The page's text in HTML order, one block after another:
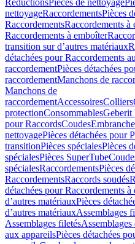
RéductionsPièces de nettoyage
nettoyageRaccordementsPièces
RaccordementsRaccordements à
Raccordements à emboîter
transition sur d’autres matériaux
détachées pour Raccordements
raccordementPièces détachées
raccordementManchons de
Manchons de
raccordementAccessoiresColliers
protectionConsommablesGeberit
pour RaccordsCoudes
nettoyagePièces détachées pour
transitionPièces spécialesPièces
spécialesPièces SuperTube
spécialesRaccordementsPièces
RaccordementsRaccords soudés
détachées pour Raccordements à
d’autres matériauxPièces
d’autres matériauxAssemblages
Assemblages filetésAssemblages
aux appareilsPièces détachées